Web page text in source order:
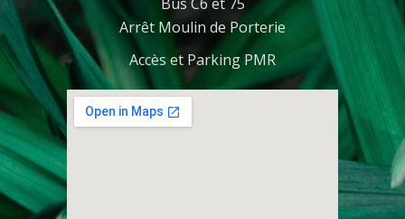
Arrêt Moulin de Porterie
Accès et Parking PMR